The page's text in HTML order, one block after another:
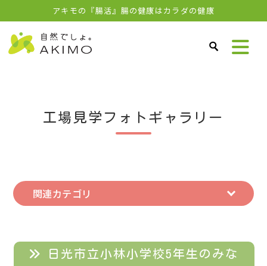
アキモの『腸活』腸の健康はカラダの健康
工場見学フォトギャラリー
関連カテゴリ
日光市立小林小学校5年生のみな